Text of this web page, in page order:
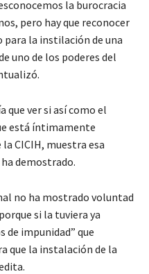
la burocracia
pero hay que reconocer
para la instilación de una
uno de los poderes del
que ver si así como el
está íntimamente
CICIH, muestra esa
demostrado.
no ha mostrado voluntad
si la tuviera ya
de impunidad” que
que la instalación de la